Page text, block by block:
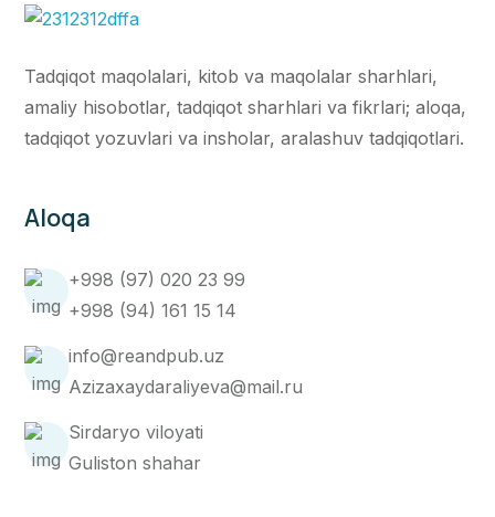
Tadqiqot maqolalari, kitob va maqolalar sharhlari,
amaliy hisobotlar, tadqiqot sharhlari va fikrlari; aloqa,
tadqiqot yozuvlari va insholar, aralashuv tadqiqotlari.
Aloqa
+998 (97) 020 23 99
+998 (94) 161 15 14
info@reandpub.uz
Azizaxaydaraliyeva@mail.ru
Sirdaryo viloyati
Guliston shahar